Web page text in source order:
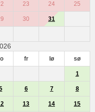
23 24 25
30 31
fr lø sø
1
6 7 8
13 14 15